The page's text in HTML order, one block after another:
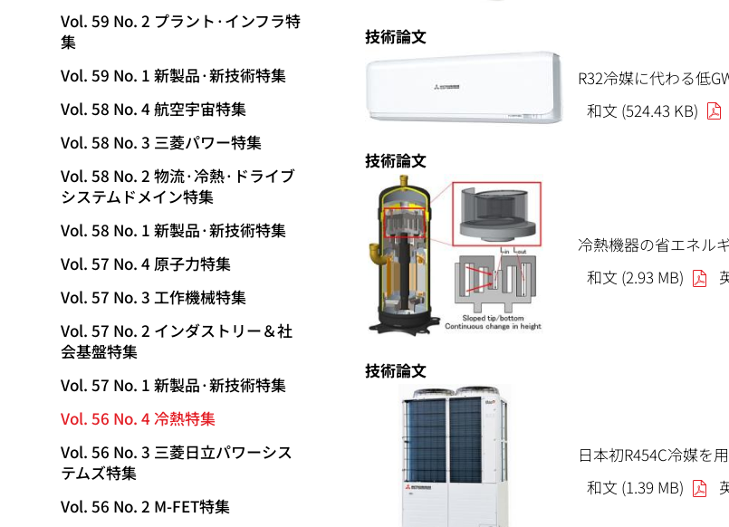
技術論文
R32冷媒に代わる低
和文 (524.43 KB)
技術論文
冷熱機器の省エネル
和文 (2.93 MB)
技術論文
日本初R454C冷媒を
和文 (1.39 MB)
Vol. 59 No. 2 プラント·インフラ特
集
Vol. 59 No. 1 新製品·新技術特集
Vol. 58 No. 4 航空宇宙特集
Vol. 58 No. 3 三菱パワー特集
Vol. 58 No. 2 物流·冷熱·ドライブ
システムドメイン特集
Vol. 58 No. 1 新製品·新技術特集
Vol. 57 No. 4 原子力特集
Vol. 57 No. 3 工作機械特集
Vol. 57 No. 2 インダストリー＆社
会基盤特集
Vol. 57 No. 1 新製品·新技術特集
Vol. 56 No. 4 冷熱特集
Vol. 56 No. 3 三菱日立パワーシス
テムズ特集
Vol. 56 No. 2 M-FET特集